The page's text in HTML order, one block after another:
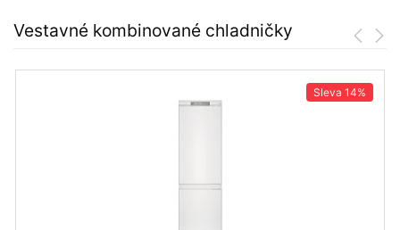
Vestavné kombinované chladničky
Sleva 14%